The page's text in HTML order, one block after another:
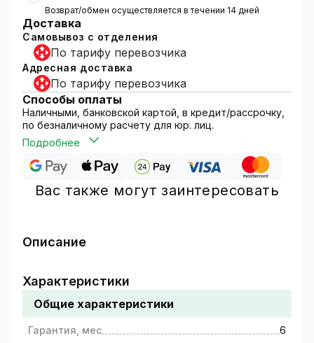
Возврат/обмен осуществляется в течении 14 дней
Доставка
Самовывоз с отделения
По тарифу перевозчика
Адресная доставка
По тарифу перевозчика
Способы оплаты
Наличными, банковской картой, в кредит/рассрочку,
по безналичному расчету для юр. лиц.
Подробнее
Вас также могут заинтересовать
Описание
передачи электропитания по кабелю Ethernet
— незаменимый инструмент в арсенале
каждого техника.
Используйте его для быстрого обнаружения
электропитания по сетевой линии и
Характеристики
Общие характеристики
Гарантия, мес
6